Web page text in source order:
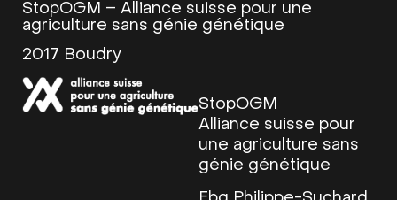
StopOGM – Alliance suisse pour une
agriculture sans génie génétique
2017 Boudry
StopOGM
Alliance suisse pour
une agriculture sans
génie génétique